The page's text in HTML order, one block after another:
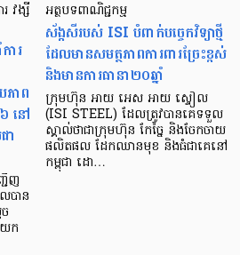
វង្សី
ារ
ភាព
នៅ
ា
ើញ
បាន
ក
អត្ថបទពាណិជ្ជកម្ម
ស័ង្កសីរបស់ ISI បំពាក់បច្ចេកវិទ្យាថ្មី
ដែលមានសមត្ថភាពការពារច្រែះខ្ពស់
និងមានការធានា២០ឆ្នាំ
ក្រុមហ៊ុន អាយ អេស អាយ ស្ទៀល
(ISI STEEL) ដែលត្រូវបានគេទទួល
ស្គាល់ថាជាក្រុមហ៊ុន កែច្នៃ និងចែកចាយ
ផលិតផល ដែកឈានមុខ និងធំជាគេនៅ
កម្ពុជា ដោ…